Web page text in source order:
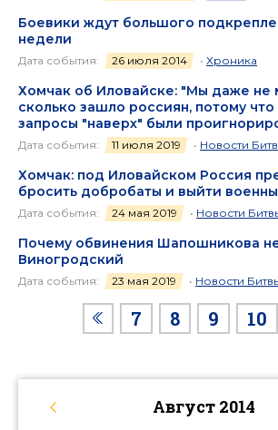
Боевики ждут большого
недели
Дата события: 26 июля 2014 • Хроника
Хомчак об Иловайске: "Мы даже не
сколько зашло россиян, потому
запросы "наверх" были
Дата события: 11 июля 2019 • Новости
Хомчак: под Иловайском Россия
бросить добробаты и выйти
Дата события: 24 мая 2019 • Новости
Почему обвинения Шапошникова
Виногродский
Дата события: 23 мая 2019 • Новости
7 8 9 10
Август 2014